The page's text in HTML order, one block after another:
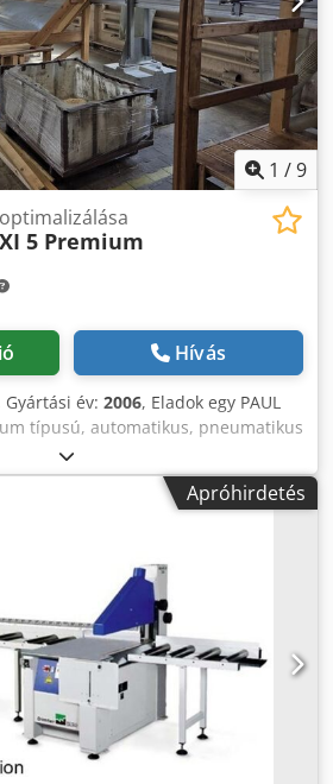
1 /9
5 Premium
Hívás
Gyártási év: 2006, Eladok egy PAUL
típusú, automatikus, pneumatikus
Gyártási év: 2006. Credpfjzraaxsx
(folyamatos üzemű
automatikus 6 db kidobó egység a
elérhető. CE minősítés.
Apróhirdetés